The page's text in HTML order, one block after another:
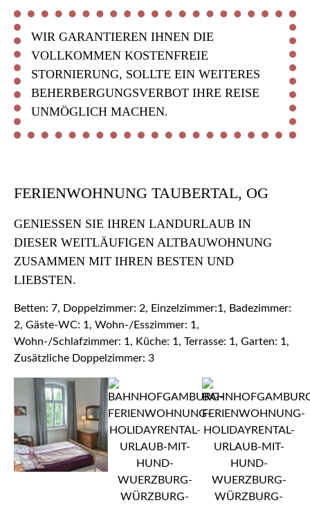
WIR GARANTIEREN IHNEN DIE
VOLLKOMMEN KOSTENFREIE
STORNIERUNG, SOLLTE EIN WEITERES
BEHERBERGUNGSVERBOT IHRE REISE
UNMÖGLICH MACHEN.
FERIENWOHNUNG TAUBERTAL, OG
GENIESSEN SIE IHREN LANDURLAUB IN D
IESER WEITLÄUFIGEN ALTBAUWOHNUNG Z
USAMMEN MIT IHREN BESTEN UND L
IEBSTEN.
Betten: 7, Doppelzimmer: 2, Einzelzimmer:1, Badezimmer:
2, Gäste-WC: 1, Wohn-/Esszimmer: 1,
Wohn-/Schlafzimmer: 1, Küche: 1, Terrasse: 1, Garten: 1,
Zusätzliche Doppelzimmer: 3